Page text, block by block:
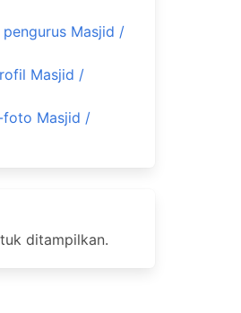
Masjid /
Masjid /
foto Masjid /
ditampilkan.